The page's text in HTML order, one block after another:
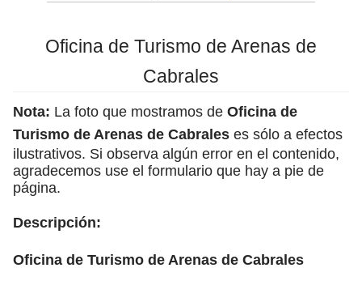
Oficina de Turismo de Arenas de
Cabrales
Nota: La foto que mostramos de Oficina de
Turismo de Arenas de Cabrales es sólo a efectos
ilustrativos. Si observa algún error en el contenido,
agradecemos use el formulario que hay a pie de
página.
Descripción:
Oficina de Turismo de Arenas de Cabrales